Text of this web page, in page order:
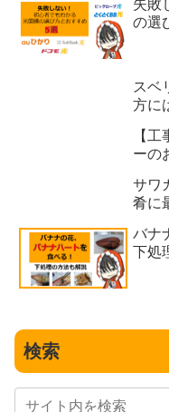
失敗
の選
スベ
方に
【
ーの
サワ
肴に
バナ
下処
検索